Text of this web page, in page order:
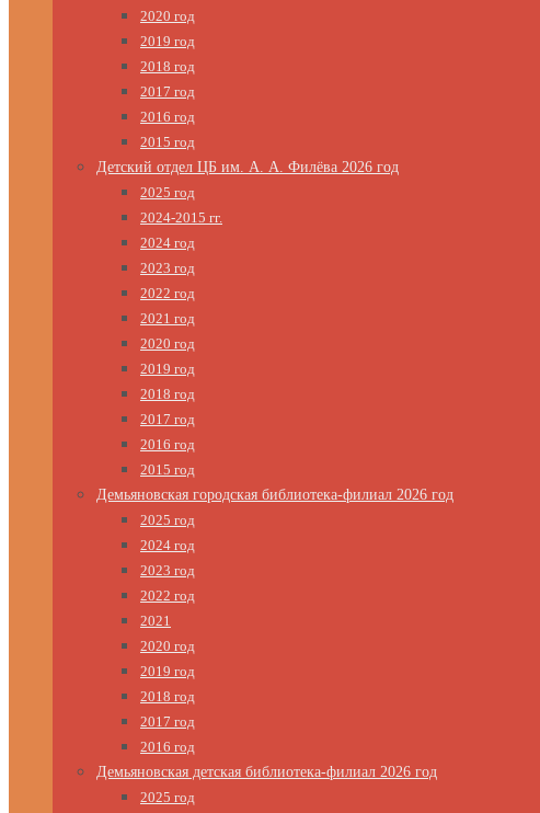
2020 год
2019 год
2018 год
2017 год
2016 год
2015 год
Детский отдел ЦБ им. А. А. Филёва 2026 год
2025 год
2024-2015 гг.
2024 год
2023 год
2022 год
2021 год
2020 год
2019 год
2018 год
2017 год
2016 год
2015 год
Демьяновская городская библиотека-филиал 2026 год
2025 год
2024 год
2023 год
2022 год
2021
2020 год
2019 год
2018 год
2017 год
2016 год
Демьяновская детская библиотека-филиал 2026 год
2025 год